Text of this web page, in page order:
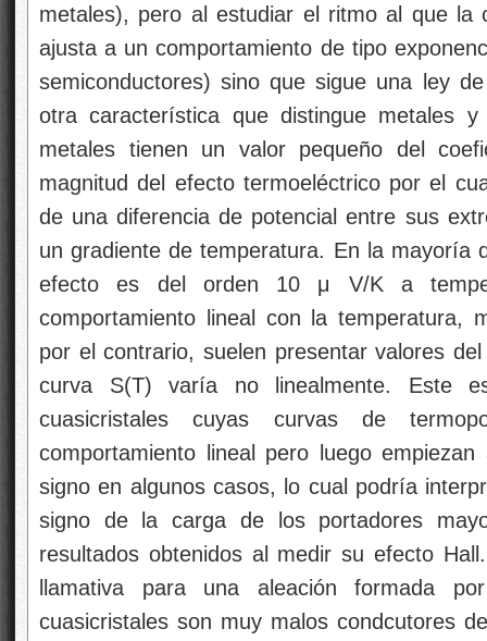
metales), pero al estudiar el ritmo al que la
ajusta a un comportamiento de tipo
semiconductores) sino que sigue una ley
otra característica que distingue metales
metales tienen un valor pequeño del
magnitud del efecto termoeléctrico por el
de una diferencia de potencial entre sus
un gradiente de temperatura. En la mayoría
efecto es del orden 10 μ V/K a
comportamiento lineal con la temperatura,
por el contrario, suelen presentar valores
curva S(T) varía no linealmente. Este
cuasicristales cuyas curvas de
comportamiento lineal pero luego
signo en algunos casos, lo cual podría
signo de la carga de los portadores
resultados obtenidos al medir su efecto
llamativa para una aleación formada
cuasicristales son muy malos condcutores